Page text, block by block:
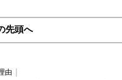
先頭へ
由